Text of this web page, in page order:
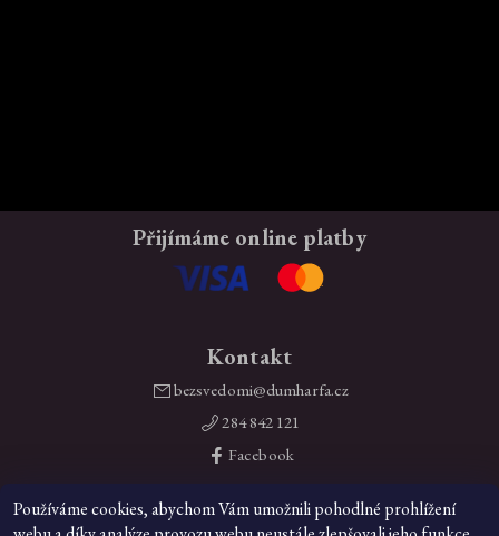
Přijímáme online platby
Kontakt
bezsvedomi@dumharfa.cz
284 842 121
Facebook
Mohlo by vás zajímat
Používáme cookies, abychom Vám umožnili pohodlné prohlížení